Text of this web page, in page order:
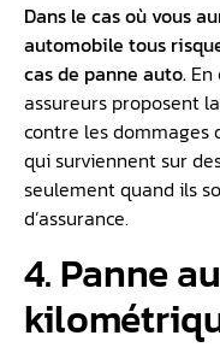
Dans le cas où vous
automobile tous
cas de panne auto.
assureurs proposent
contre les dommages
qui surviennent sur
seulement quand ils
d’assurance.
4. Panne